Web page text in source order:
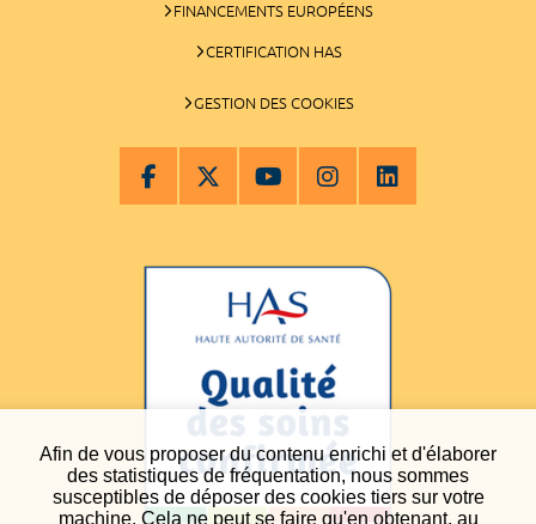
Afin de vous proposer du contenu enrichi et d'élaborer
des statistiques de fréquentation, nous sommes
susceptibles de déposer des cookies tiers sur votre
machine. Cela ne peut se faire qu'en obtenant, au
FINANCEMENTS EUROPÉENS
CERTIFICATION HAS
GESTION DES COOKIES